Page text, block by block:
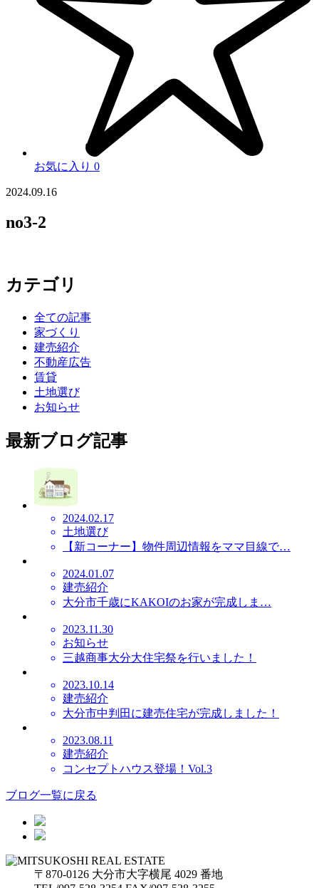
お気に入り 0
2024.09.16
no3-2
カテゴリ
全ての記事
家づくり
建売紹介
不動産広告
賃貸
土地選び
お知らせ
最新ブログ記事
2024.02.17
土地選び
【新コーナー】物件周辺情報をママ目線で…
2024.01.07
建売紹介
大分市千歳にKAKOIのお家が完成しま…
2023.11.30
お知らせ
三越商事大分大住宅祭を行いました！
2023.10.14
建売紹介
大分市中判田に建売住宅が完成しました！
2023.08.11
建売紹介
コンセプトハウス登場！Vol.3
ブログ一覧に戻る
〒870-0126 大分市大字横尾 4029 番地